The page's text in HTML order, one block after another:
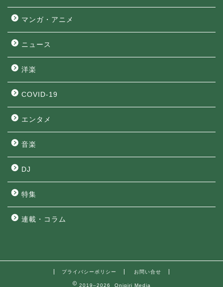
マンガ・アニメ
ニュース
洋楽
COVID-19
エンタメ
音楽
DJ
特集
連載・コラム
プライバシーポリシー お問い合せ
2019–2026 Onigiri Media